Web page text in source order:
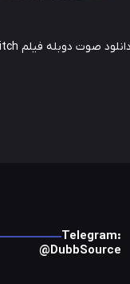
دانلود صوت دوبله فیلم Nightbitch
Telegram:
@DubbSource